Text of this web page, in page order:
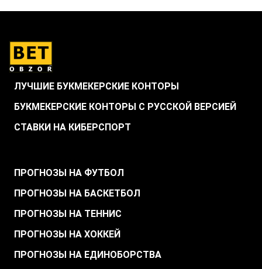
ЛУЧШИЕ БУКМЕКЕРСКИЕ КОНТОРЫ
БУКМЕКЕРСКИЕ КОНТОРЫ С РУССКОЙ ВЕРСИЕЙ
СТАВКИ НА КИБЕРСПОРТ
ПРОГНОЗЫ НА ФУТБОЛ
ПРОГНОЗЫ НА БАСКЕТБОЛ
ПРОГНОЗЫ НА ТЕННИС
ПРОГНОЗЫ НА ХОККЕЙ
ПРОГНОЗЫ НА ЕДИНОБОРСТВА